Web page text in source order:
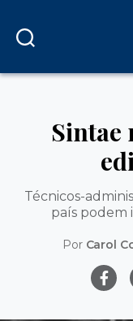
Técnicos-
país podem
Por Carol